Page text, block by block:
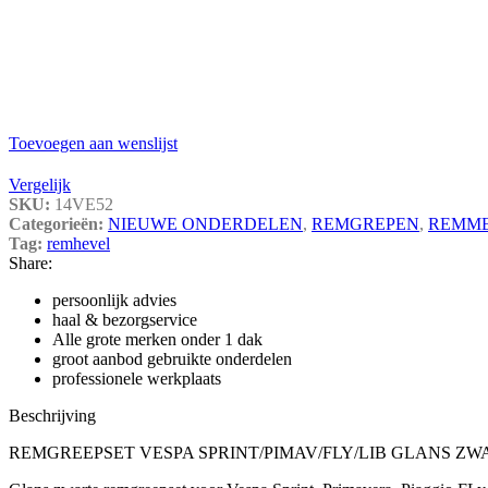
Toevoegen aan wenslijst
Vergelijk
SKU: 14VE52
Categorieën: NIEUWE ONDERDELEN, REMGREPEN,
Tag: remhevel
Share:
persoonlijk advies
haal & bezorgservice
Alle grote merken onder 1 dak
groot aanbod gebruikte onderdelen
professionele werkplaats
Beschrijving
REMGREEPSET VESPA SPRINT/PIMAV/FLY/LIB GLANS